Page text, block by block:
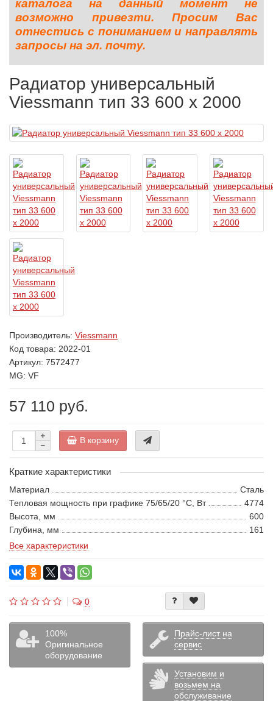
каталога на данный момент не
возможно привезти. Просим Вас
отнестись с пониманием и направлять
запросы на эл. почту.
Радиатор универсальный
Viessmann тип 33 600 x 2000
Производитель: Viessmann
Код товара: 2022-01
Артикул: 7572477
MG: VF
57 110 руб.
В корзину
Краткие характеристики
Материал
Сталь
Тепловая мощность при графике 75/65/20 °С, Вт
4774
Высота, мм
600
Глубина, мм
161
Все характеристики
0
100%
Оригинальное
оборудование
Прайс-лист на
сервис
Установим и
возьмем на
обслуживание